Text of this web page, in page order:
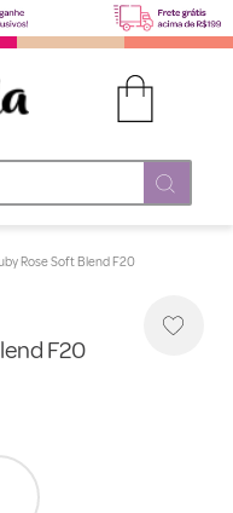
Rose Soft Blend F20
F20